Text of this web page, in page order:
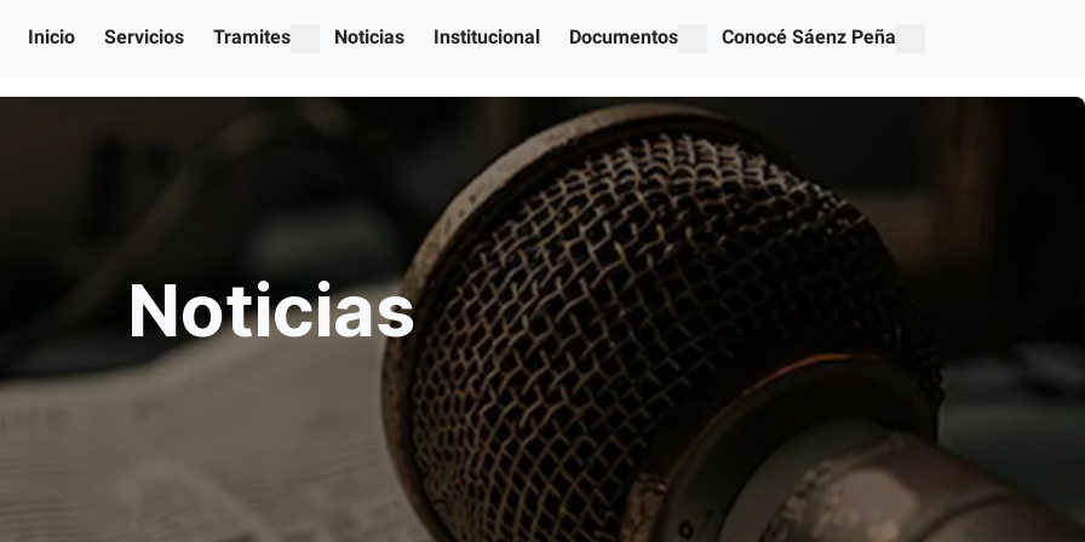
Inicio Servicios Tramites show submenu for "Our services"
Noticias Institucional Documentos mostrar submenú para "Documentos"
Conocé Sáenz Peña
Noticias